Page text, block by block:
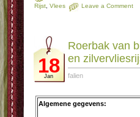
Rijst Vlees Leave a Comment
18
Jan
Roerbak van
en
falien
Algemene gegevens: